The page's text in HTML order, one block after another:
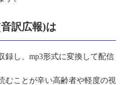
訳広報)は
録し、mp3形式に変換して配信
むことが辛い高齢者や軽度の視